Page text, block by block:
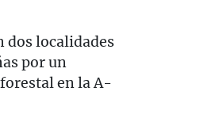
dos localidades
por un
en la A-